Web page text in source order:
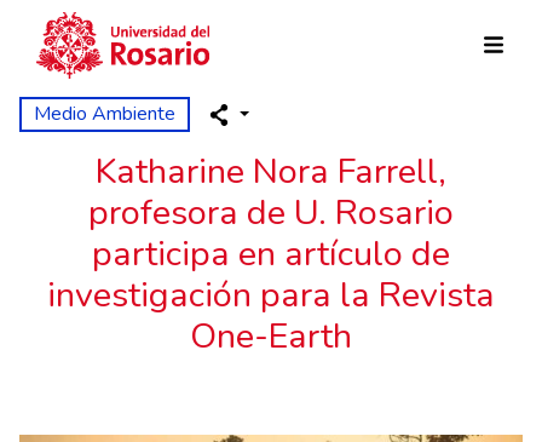
Skip to main content
Medio Ambiente
Katharine Nora Farrell,
profesora de U. Rosario
participa en artículo de
investigación para la Revista
One-Earth